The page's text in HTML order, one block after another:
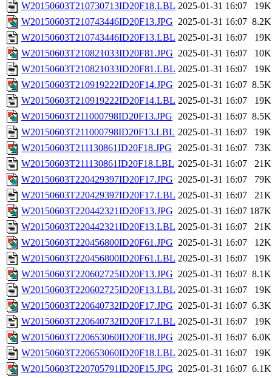
W20150603T210730713ID20F18.LBL 2025-01-31 16:07
19K
W20150603T210743446ID20F13.JPG 2025-01-31 16:07 8.2K
W20150603T210743446ID20F13.LBL 2025-01-31 16:07
19K
W20150603T210821033ID20F81.JPG 2025-01-31 16:07
10K
W20150603T210821033ID20F81.LBL 2025-01-31 16:07
19K
W20150603T210919222ID20F14.JPG 2025-01-31 16:07 8.5K
W20150603T210919222ID20F14.LBL 2025-01-31 16:07
19K
W20150603T211000798ID20F13.JPG 2025-01-31 16:07 8.5K
W20150603T211000798ID20F13.LBL 2025-01-31 16:07
19K
W20150603T211130861ID20F18.JPG
2025-01-31 16:07
73K
W20150603T211130861ID20F18.LBL 2025-01-31 16:07
21K
W20150603T220429397ID20F17.JPG 2025-01-31 16:07
79K
W20150603T220429397ID20F17.LBL 2025-01-31 16:07
21K
W20150603T220442321ID20F13.JPG 2025-01-31 16:07 187K
W20150603T220442321ID20F13.LBL 2025-01-31 16:07
21K
W20150603T220456800ID20F61.JPG 2025-01-31 16:07
12K
W20150603T220456800ID20F61.LBL 2025-01-31 16:07
19K
W20150603T220602725ID20F13.JPG 2025-01-31 16:07 8.1K
W20150603T220602725ID20F13.LBL 2025-01-31 16:07
19K
W20150603T220640732ID20F17.JPG 2025-01-31 16:07 6.3K
W20150603T220640732ID20F17.LBL 2025-01-31 16:07
19K
W20150603T220653060ID20F18.JPG 2025-01-31 16:07 6.0K
W20150603T220653060ID20F18.LBL 2025-01-31 16:07
19K
W20150603T220705791ID20F15.JPG 2025-01-31 16:07 6.1K